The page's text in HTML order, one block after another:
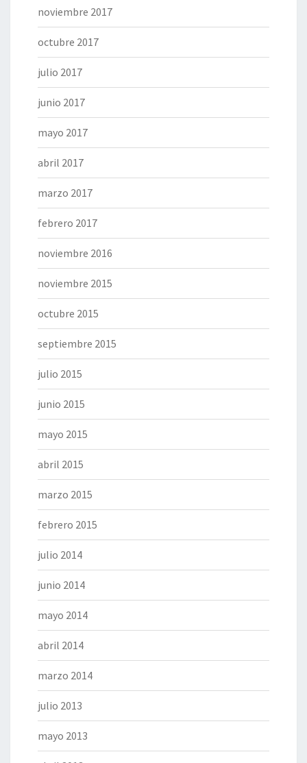
noviembre 2017
octubre 2017
julio 2017
junio 2017
mayo 2017
abril 2017
marzo 2017
febrero 2017
noviembre 2016
noviembre 2015
octubre 2015
septiembre 2015
julio 2015
junio 2015
mayo 2015
abril 2015
marzo 2015
febrero 2015
julio 2014
junio 2014
mayo 2014
abril 2014
marzo 2014
julio 2013
mayo 2013